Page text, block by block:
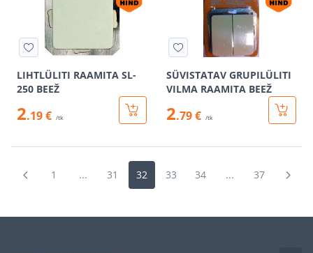
LIHTLÜLITI RAAMITA SL-
250 BEEŽ
2.19 € /tk
SÜVISTATAV GRUPILÜLITI
VILMA RAAMITA BEEŽ
2.79 € /tk
1 ... 31 32 33 34 ... 37